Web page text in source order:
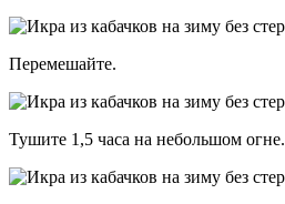
Перемешайте.
Тушите 1,5 часа на небольшом огне.